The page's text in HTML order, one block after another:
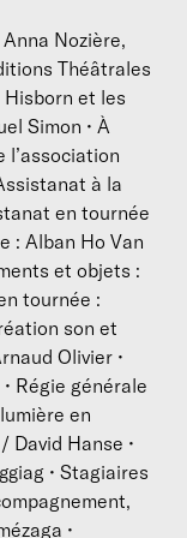
de tennis, avec
de la chaleur)...
Nozière
sur les
Par un
Laurent
national
et du Soutien
en scène
en 2010.
ONDA et le
mois plus tard
une
Nozière,
Théâtrales
Hisborn et les
Simon • À
l’association
à la
en tournée
: Alban Ho Van
et objets :
tournée :
son et
Olivier •
Régie générale
en
Hanse •
• Stagiaires
•